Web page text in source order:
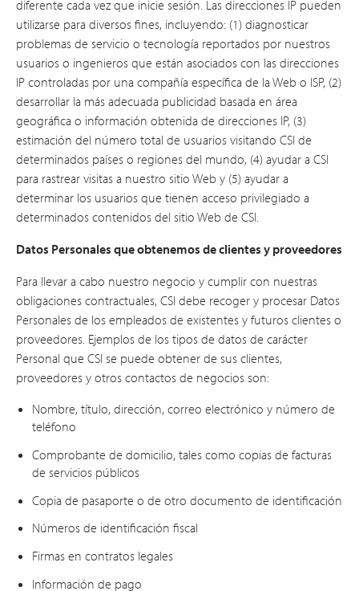
diferente cada vez que inicie sesión. Las direcciones IP pueden
utilizarse para diversos fines, incluyendo: (1) diagnosticar
problemas de servicio o tecnología reportados por nuestros
usuarios o ingenieros que están asociados con las direcciones
IP controladas por una compañía específica de la Web o ISP, (2)
desarrollar la más adecuada publicidad basada en área
geográfica o información obtenida de direcciones IP, (3)
estimación del número total de usuarios visitando CSI de
determinados países o regiones del mundo, (4) ayudar a CSI
para rastrear visitas a nuestro sitio Web y (5) ayudar a
determinar los usuarios que tienen acceso privilegiado a
determinados contenidos del sitio Web de CSI.
Datos Personales que obtenemos de clientes y proveedores
Para llevar a cabo nuestro negocio y cumplir con nuestras
obligaciones contractuales, CSI debe recoger y procesar Datos
Personales de los empleados de existentes y futuros clientes o
proveedores. Ejemplos de los tipos de datos de carácter
Personal que CSI se puede obtener de sus clientes,
proveedores y otros contactos de negocios son:
Nombre, título, dirección, correo electrónico y número de
teléfono
Comprobante de domicilio, tales como copias de facturas
de servicios públicos
Copia de pasaporte o de otro documento de identificación
Números de identificación fiscal
Firmas en contratos legales
Información de pago